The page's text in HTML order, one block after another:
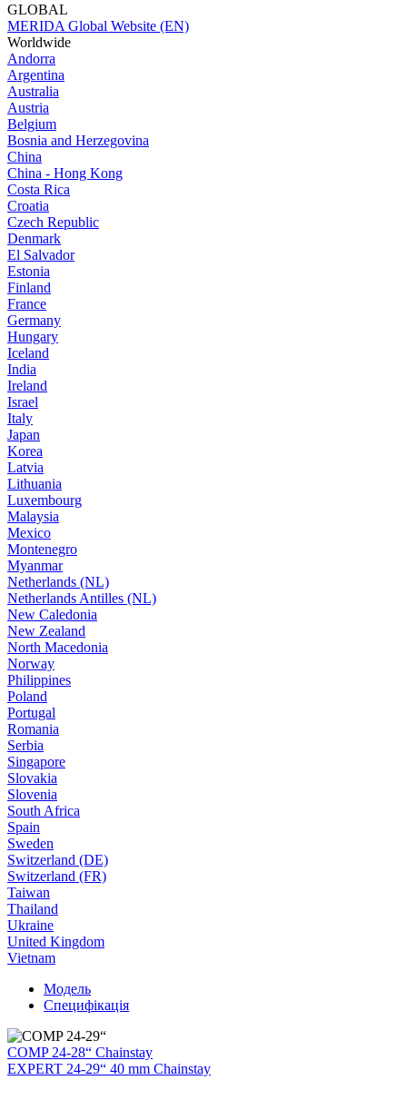
GLOBAL
MERIDA Global Website (EN)
Worldwide
Andorra
Argentina
Australia
Austria
Belgium
Bosnia and Herzegovina
China
China - Hong Kong
Costa Rica
Croatia
Czech Republic
Denmark
El Salvador
Estonia
Finland
France
Germany
Hungary
Iceland
India
Ireland
Israel
Italy
Japan
Korea
Latvia
Lithuania
Luxembourg
Malaysia
Mexico
Montenegro
Myanmar
Netherlands (NL)
Netherlands Antilles (NL)
New Caledonia
New Zealand
North Macedonia
Norway
Philippines
Poland
Portugal
Romania
Serbia
Singapore
Slovakia
Slovenia
South Africa
Spain
Sweden
Switzerland (DE)
Switzerland (FR)
Taiwan
Thailand
Ukraine
United Kingdom
Vietnam
Модель
Специфікація
COMP 24-28“ Chainstay
EXPERT 24-29“ 40 mm Chainstay